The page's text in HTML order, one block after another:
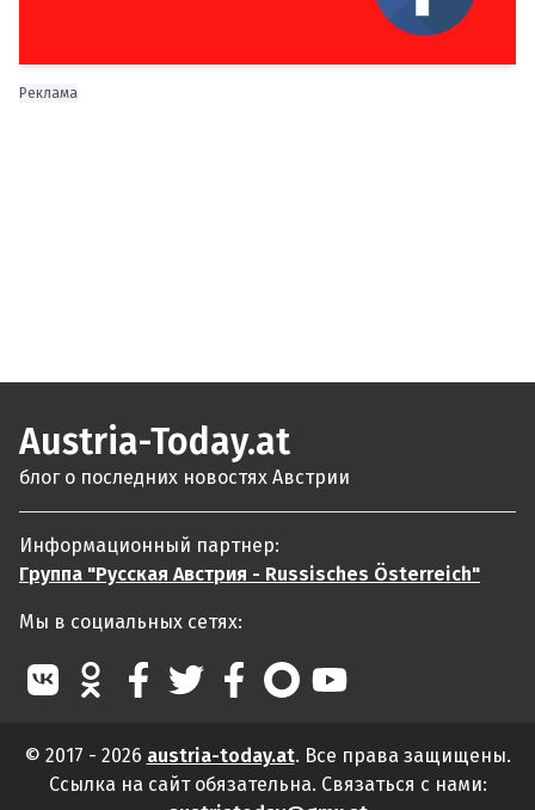
Реклама
Austria-Today.at
блог о последних новостях Австрии
Информационный партнер:
Группа "Русская Австрия - Russisches Österreich"
Мы в социальных сетях:
© 2017 - 2026 austria-today.at. Все права защищены.
Ссылка на сайт обязательна. Связаться с нами: